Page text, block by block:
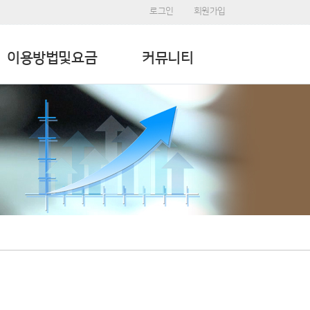
로그인 회원가입
이용방법및요금 커뮤니티